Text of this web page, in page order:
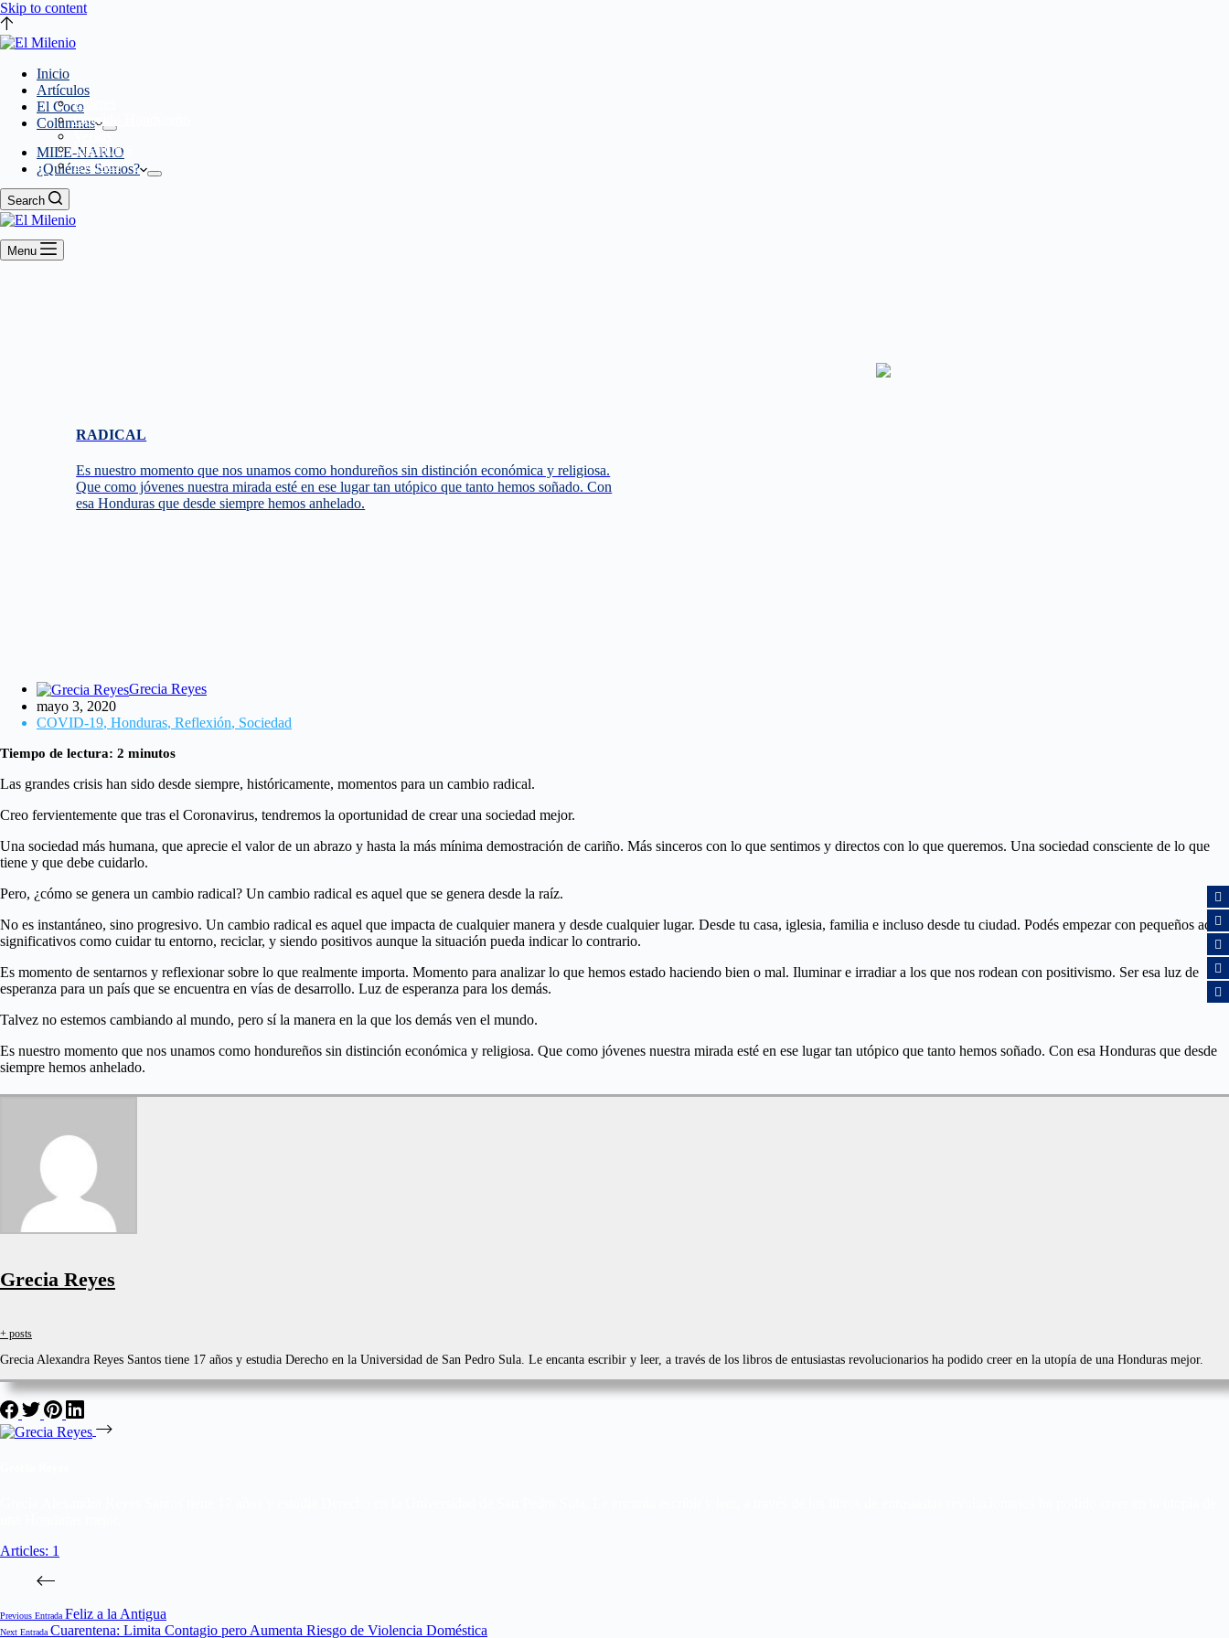
Skip to content
Inicio
Artículos
El Coco
Columnas
Líderes
Querido Hondureño
Versus
MILE-NARIO
¿Quiénes Somos?
Miembros
Eventos
Search
Menu
RADICAL
Es nuestro momento que nos unamos como hondureños sin distinción económica y religiosa.
Que como jóvenes nuestra mirada esté en ese lugar tan utópico que tanto hemos soñado. Con
esa Honduras que desde siempre hemos anhelado.
Grecia Reyes
mayo 3, 2020
COVID-19, Honduras, Reflexión, Sociedad
Tiempo de lectura: 2 minutos
Las grandes crisis han sido desde siempre, históricamente, momentos para un cambio radical.
Creo fervientemente que tras el Coronavirus, tendremos la oportunidad de crear una sociedad mejor.
Una sociedad más humana, que aprecie el valor de un abrazo y hasta la más mínima demostración de cariño. Más sinceros con lo que sentimos y directos con lo que queremos. Una sociedad consciente de lo que
tiene y que debe cuidarlo.
Pero, ¿cómo se genera un cambio radical? Un cambio radical es aquel que se genera desde la raíz.
No es instantáneo, sino progresivo. Un cambio radical es aquel que impacta de cualquier manera y desde cualquier lugar. Desde tu casa, iglesia, familia e incluso desde tu ciudad. Podés empezar con pequeños actos
significativos como cuidar tu entorno, reciclar, y siendo positivos aunque la situación pueda indicar lo contrario.
Es momento de sentarnos y reflexionar sobre lo que realmente importa. Momento para analizar lo que hemos estado haciendo bien o mal. Iluminar e irradiar a los que nos rodean con positivismo. Ser esa luz de
esperanza para un país que se encuentra en vías de desarrollo. Luz de esperanza para los demás.
Talvez no estemos cambiando al mundo, pero sí la manera en la que los demás ven el mundo.
Es nuestro momento que nos unamos como hondureños sin distinción económica y religiosa. Que como jóvenes nuestra mirada esté en ese lugar tan utópico que tanto hemos soñado. Con esa Honduras que desde
siempre hemos anhelado.
Grecia Reyes
+ posts
Grecia Alexandra Reyes Santos tiene 17 años y estudia Derecho en la Universidad de San Pedro Sula. Le encanta escribir y leer, a través de los libros de entusiastas revolucionarios ha podido creer en la utopía de una Honduras mejor.
Articles: 1
Previous Entrada Feliz a la Antigua
Next Entrada Cuarentena: Limita Contagio pero Aumenta Riesgo de Violencia Doméstica